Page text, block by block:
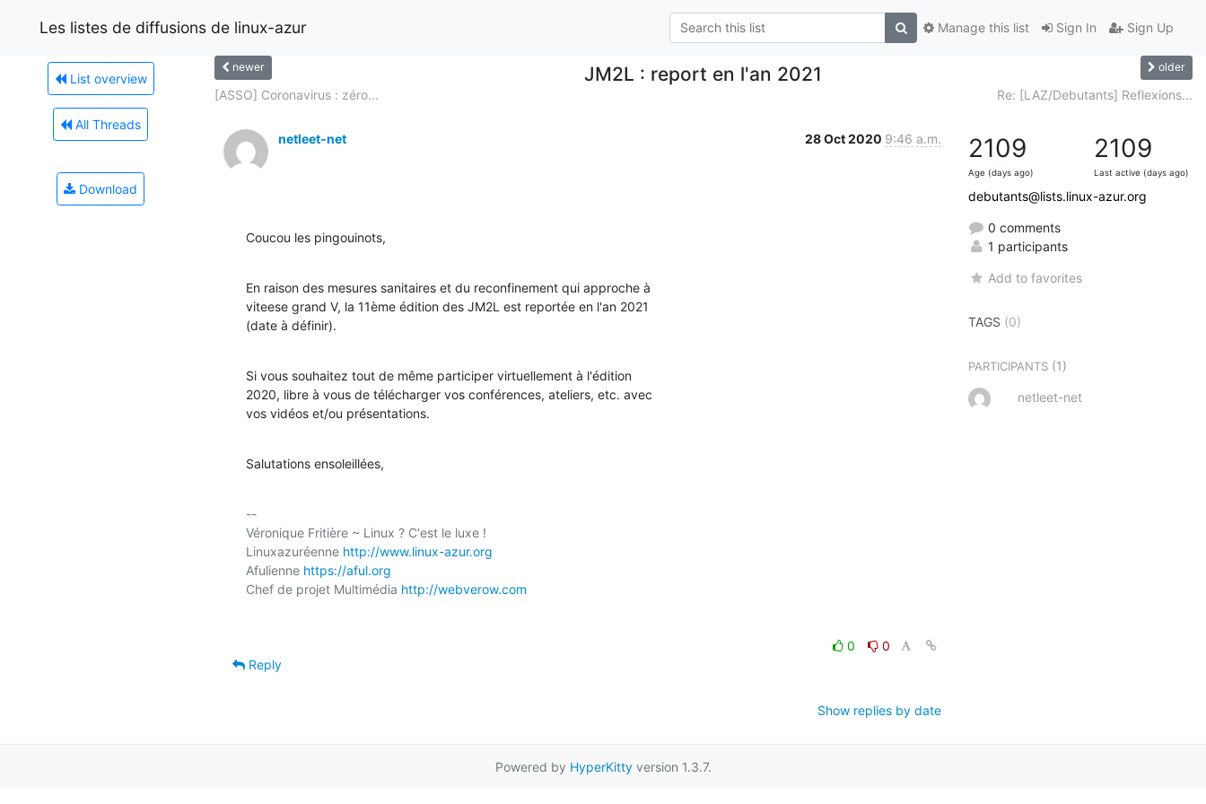
Les listes de diffusions de linux-azur Sign In Sign Up
Manage this list
List overview
All Threads
Download
newer JM2L : report en l'an 2021 older
[ASSO] Coronavirus : zéro... Re: [LAZ/Debutants] Reflexions...
netleet-net 28 Oct 2020 9:46 a.m.
Coucou les pingouinots,
En raison des mesures sanitaires et du reconfinement qui approche à
viteese grand V, la 11ème édition des JM2L est reportée en l'an 2021
(date à définir).
Si vous souhaitez tout de même participer virtuellement à l'édition
2020, libre à vous de télécharger vos conférences, ateliers, etc. avec
vos vidéos et/ou présentations.
Salutations ensoleillées,
--
Véronique Fritière ~ Linux ? C'est le luxe !
Linuxazuréenne http://www.linux-azur.org
Afulienne https://aful.org
Chef de projet Multimédia http://webverow.com
0
0
Reply
Show replies by date
2109
Age (days ago)
2109
Last active (days ago)
debutants@lists.linux-azur.org
0 comments
1 participants
Add to favorites
TAGS (0)
PARTICIPANTS (1)
netleet-net
Powered by HyperKittyversion 1.3.7.